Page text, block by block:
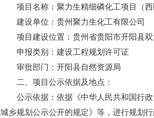
项目名称：聚力生精细磷化工项目（西
建设单位：贵州聚力生化工有限公司
项目建设位置：贵州省贵阳市开阳县
申报类别：建设工程规划许可证
审批部门：开阳县自然资源局
二、项目公示依据及地点：
公示依据：依据《中华人民共和国行
城乡规划公示公开的规定》等，进行规划行